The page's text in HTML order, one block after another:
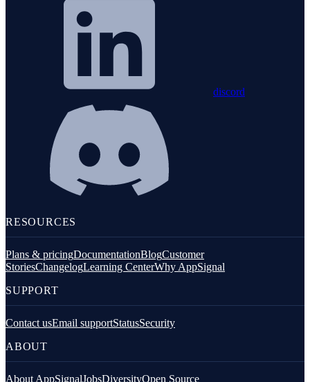
discord
RESOURCES
Plans & pricingDocumentationBlogCustomer
StoriesChangelogLearning CenterWhy AppSignal
SUPPORT
Contact usEmail supportStatusSecurity
ABOUT
About AppSignalJobsDiversityOpen Source